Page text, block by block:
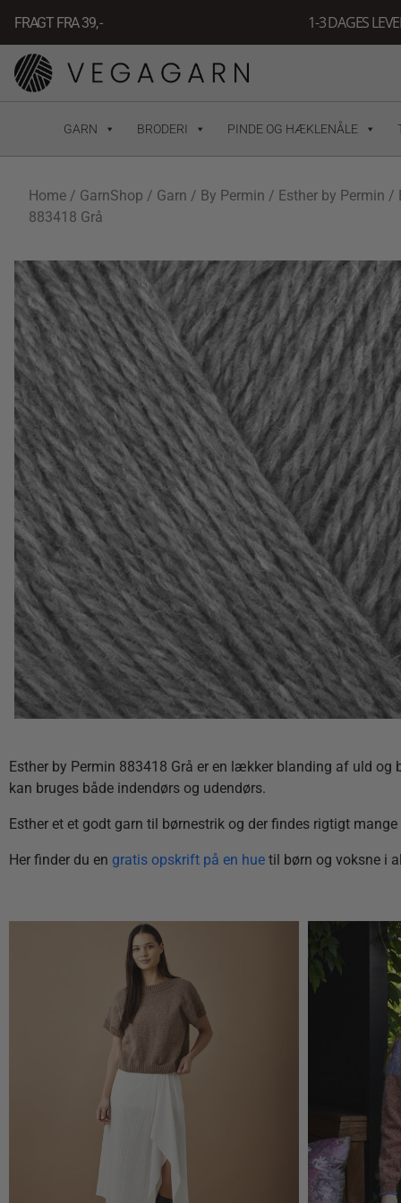
indholdet
FRAGT FRA 39, - 1-3 DAGES
GARN BRODERI PINDE OG HÆKLENÅLE
Home / GarnShop / Garn / By Permin / Esther by Permin /
883418 Grå
Esther by Permin 883418 Grå er en lækker blanding af uld
kan bruges både indendørs og udendørs.
Esther et et godt garn til børnestrik og der findes rigtigt
Her finder du en gratis opskrift på en hue til børn og voksne i